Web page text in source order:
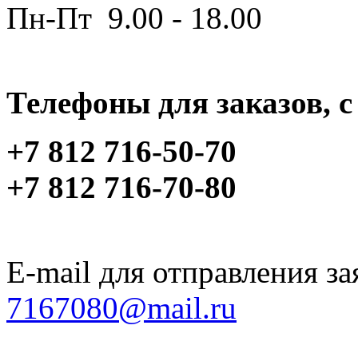
Пн-Пт 9.00 - 18.00
Телефоны для заказов,
+7 812 716-50-70
+7 812 716-70-80
E-mail для отправления
7167080@mail.ru